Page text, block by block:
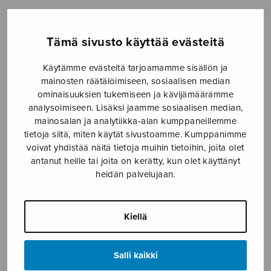
Tämä sivusto käyttää evästeitä
Käytämme evästeitä tarjoamamme sisällön ja
mainosten räätälöimiseen, sosiaalisen median
ominaisuuksien tukemiseen ja kävijämäärämme
analysoimiseen. Lisäksi jaamme sosiaalisen median,
mainosalan ja analytiikka-alan kumppaneillemme
tietoja siitä, miten käytät sivustoamme. Kumppanimme
voivat yhdistää näitä tietoja muihin tietoihin, joita olet
antanut heille tai joita on kerätty, kun olet käyttänyt
heidän palvelujaan.
Kiellä
Salli kaikki
Pie Jesu (Messa
da Requiem)
8,20€